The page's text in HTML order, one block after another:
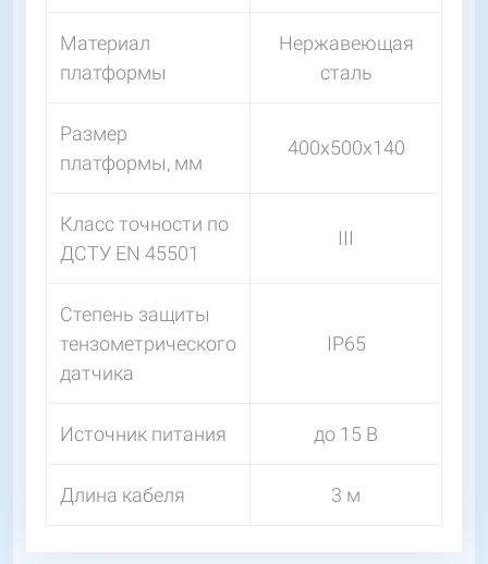
Материал
платформы
Нержавеющая
сталь
Размер
платформы, мм
400х500х140
Класс точности по
ДСТУ EN 45501
III
Степень защиты
тензометрического
датчика
IP65
Источник питания до 15 В
Длина кабеля 3 м